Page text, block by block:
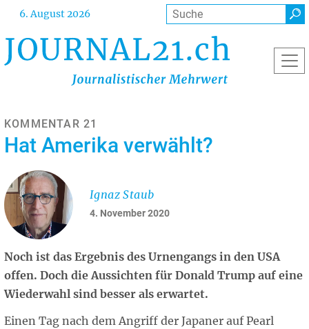
Direkt
Inhalt
6. August 2026 Suche
KOMMENTAR 21
Hat Amerika verwählt?
4. November 2020
Ignaz Staub
Noch ist das Ergebnis des Urnengangs in den USA
offen. Doch die Aussichten für Donald Trump auf eine
Wiederwahl sind besser als erwartet.
Einen Tag nach dem Angriff der Japaner auf Pearl